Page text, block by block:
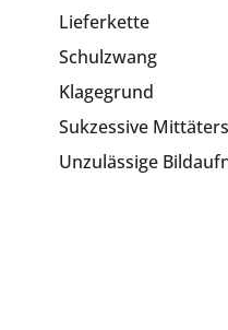
Lieferkette
Schulzwang
Klagegrund
Sukzessive
Unzulässige